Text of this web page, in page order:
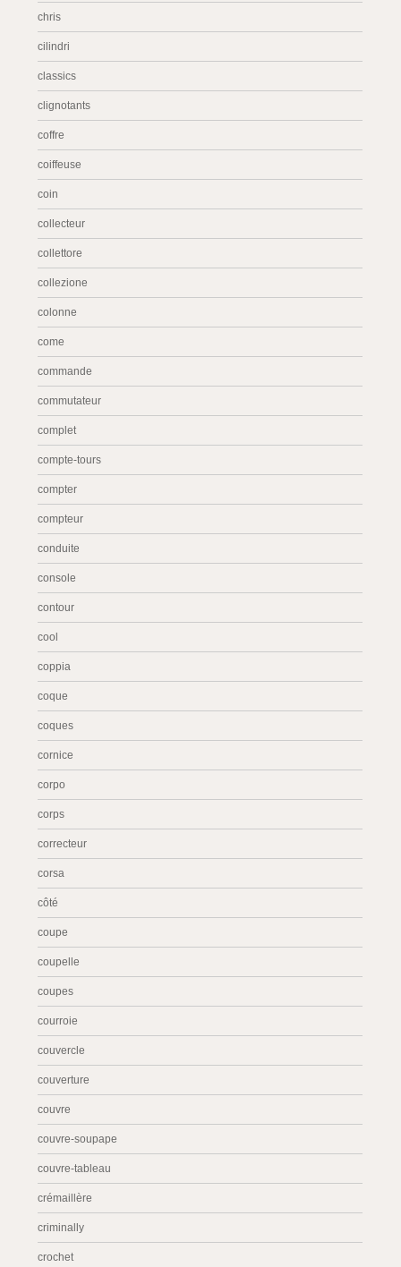
chris
cilindri
classics
clignotants
coffre
coiffeuse
coin
collecteur
collettore
collezione
colonne
come
commande
commutateur
complet
compte-tours
compter
compteur
conduite
console
contour
cool
coppia
coque
coques
cornice
corpo
corps
correcteur
corsa
côté
coupe
coupelle
coupes
courroie
couvercle
couverture
couvre
couvre-soupape
couvre-tableau
crémaillère
criminally
crochet